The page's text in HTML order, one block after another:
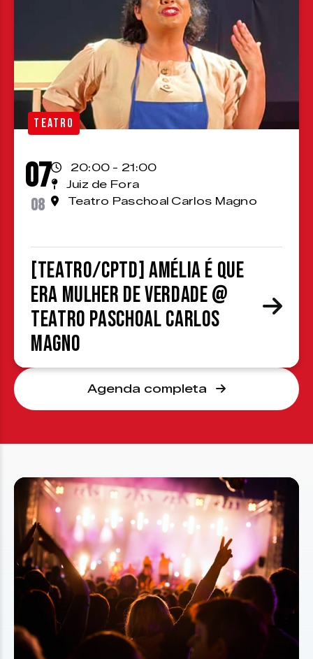
TEATRO
07
08
20:00 - 21:00
Juiz de Fora
Teatro Paschoal Carlos Magno
[TEATRO/CPTD] Amélia é que
era mulher de verdade @
Teatro Paschoal Carlos
Magno
Agenda completa